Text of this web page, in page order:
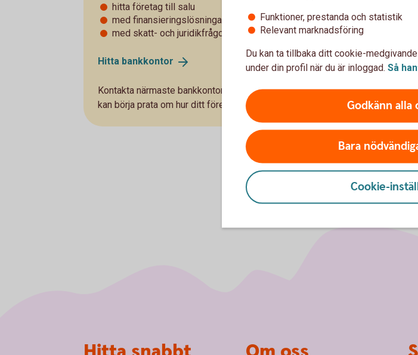
hitta företag till salu
med finansieringslösningar som passar dig
med skatt- och juridikfrågor
Hitta bankkontor
Kontakta närmaste bankkontor och träffa en företagsrådgivare för ett första
kan börja prata om hur ditt företag kan växa på bästa sätt.
Funktioner, prestanda och statistik
Relevant marknadsföring
Du kan ta tillbaka ditt cookie-
under din profil när du är inloggad. Så
Godkänn alla
Bara
Cookie-